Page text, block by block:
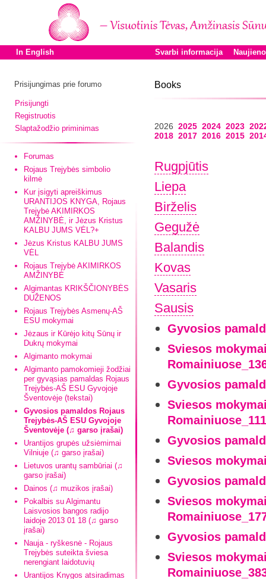
In English Svarbi informacija
Prisijungimas prie forumo
Prisijungti
Registruotis
Slaptažodžio priminimas
Forumas
Rojaus Trejybės simbolio
kilmė
Kur įsigyti apreiškimus
URANTIJOS KNYGA, Rojaus
Trejybė AKIMIRKOS
AMŽINYBĖ, ir Jėzus Kristus
KALBU JUMS VĖL?+
Jėzus Kristus KALBU JUMS
VĖL
Rojaus Trejybė AKIMIRKOS
AMŽINYBĖ
Algimantas KRIKŠČIONYBĖS
DUŽENOS
Rojaus Trejybės Asmenų-AŠ
ESU mokymai
Jėzaus ir Kūrėjo kitų Sūnų ir
Dukrų mokymai
Algimanto mokymai
Algimanto pamokomieji žodžiai
per gyvąsias pamaldas Rojaus
Trejybės-AŠ ESU Gyvojoje
Šventovėje (tekstai)
Gyvosios pamaldos Rojaus
Trejybės-AŠ ESU Gyvojoje
Šventovėje (♫ garso įrašai)
Urantijos grupės užsiėmimai
Vilniuje (♫ garso įrašai)
Lietuvos urantų sambūriai (♫
garso įrašai)
Dainos (♫ muzikos įrašai)
Pokalbis su Algimantu
Laisvosios bangos radijo
laidoje 2013 01 18 (♫ garso
įrašai)
Nauja - ryškesnė - Rojaus
Trejybės suteikta šviesa
nerengiant laidotuvių
Urantijos Knygos atsiradimas
Books
2026 2025 2024 2023
2018 2017 2016 2015
Rugpjūtis
Liepa
Birželis
Gegužė
Balandis
Kovas
Vasaris
Sausis
Gyvosios
Sviesos
Gyvosios
Sviesos
Gyvosios
Sviesos
Gyvosios
Sviesos
Gyvosios
Sviesos